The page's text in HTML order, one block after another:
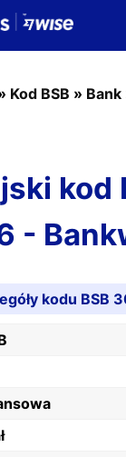
Kod BSB » Bank
kod
-
kodu BSB